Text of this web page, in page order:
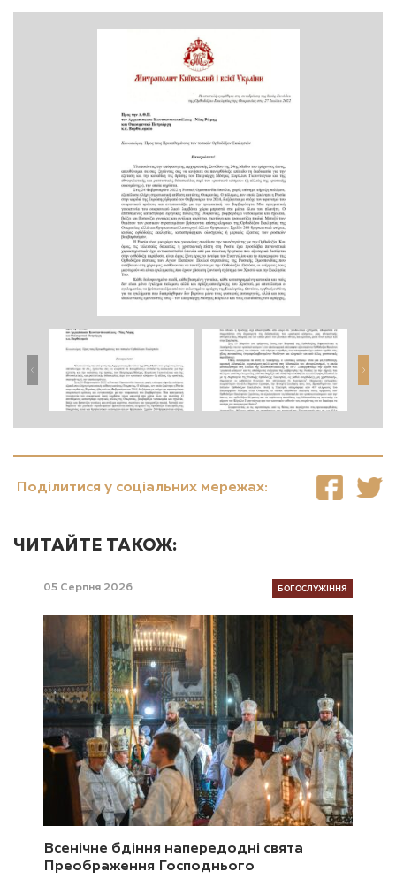
Поділитися у соціальних мережах:
ЧИТАЙТЕ ТАКОЖ:
05 Серпня 2026 БОГОСЛУЖІННЯ
Всенічне бдіння напередодні свята
Преображення Господнього